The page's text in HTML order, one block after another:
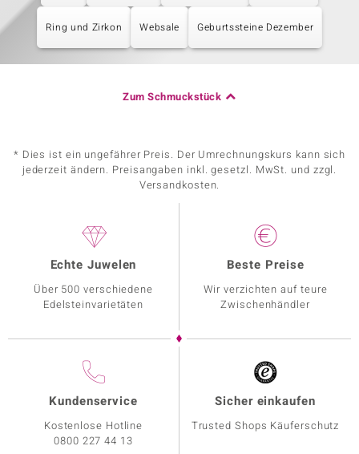
Ring und Zirkon Websale Geburtssteine Dezember
Zum Schmuckstück
* Dies ist ein ungefährer Preis. Der Umrechnungskurs kann sich
jederzeit ändern. Preisangaben inkl. gesetzl. MwSt. und zzgl.
Versandkosten.
Echte Juwelen
Über 500 verschiedene
Edelsteinvarietäten
Beste Preise
Wir verzichten auf teure
Zwischenhändler
Kundenservice
Kostenlose Hotline
0800 227 44 13
Sicher einkaufen
Trusted Shops Käuferschutz